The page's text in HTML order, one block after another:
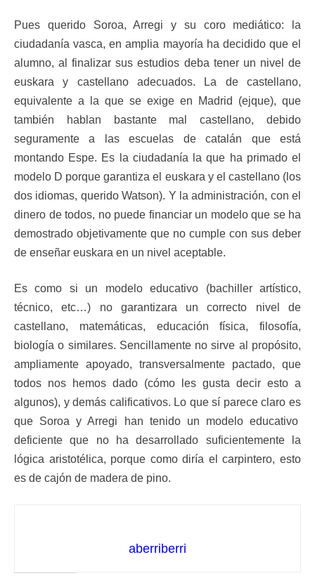
Pues querido Soroa, Arregi y su coro mediático: la
ciudadanía vasca, en amplia mayoría ha decidido que el
alumno, al finalizar sus estudios deba tener un nivel de
euskara y castellano adecuados. La de castellano,
equivalente a la que se exige en Madrid (ejque), que
también hablan bastante mal castellano, debido
seguramente a las escuelas de catalán que está
montando Espe. Es la ciudadanía la que ha primado el
modelo D porque garantiza el euskara y el castellano (los
dos idiomas, querido Watson). Y la administración, con el
dinero de todos, no puede financiar un modelo que se ha
demostrado objetivamente que no cumple con sus deber
de enseñar euskara en un nivel aceptable.
Es como si un modelo educativo (bachiller artístico,
técnico, etc…) no garantizara un correcto nivel de
castellano, matemáticas, educación física, filosofía,
biología o similares. Sencillamente no sirve al propósito,
ampliamente apoyado, transversalmente pactado, que
todos nos hemos dado (cómo les gusta decir esto a
algunos), y demás calificativos. Lo que sí parece claro es
que Soroa y Arregi han tenido un modelo educativo
deficiente que no ha desarrollado suficientemente la
lógica aristotélica, porque como diría el carpintero, esto
es de cajón de madera de pino.
aberriberri